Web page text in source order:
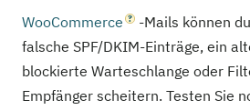
WooCommerce
-Mails können
falsche SPF/DKIM-Einträge, ein
blockierte Warteschlange oder
Empfänger scheitern. Testen Sie